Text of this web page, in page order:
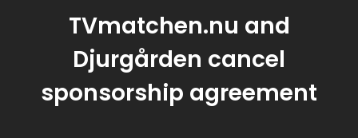
TVmatchen.nu and
Djurgården cancel
sponsorship agreement